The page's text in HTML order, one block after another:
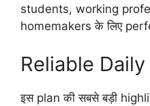
students, working
homemakers के लिए
Reliable
इस plan की सबसे बड़ी